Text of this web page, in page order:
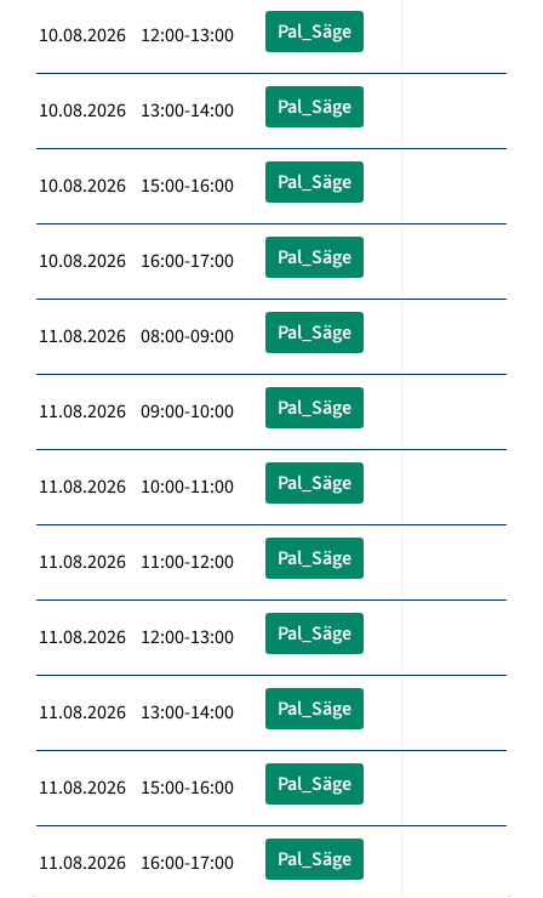
10.08.2026 12:00-13:00 Pal_Säge
10.08.2026 13:00-14:00 Pal_Säge
10.08.2026 15:00-16:00 Pal_Säge
10.08.2026 16:00-17:00 Pal_Säge
11.08.2026 08:00-09:00 Pal_Säge
11.08.2026 09:00-10:00 Pal_Säge
11.08.2026 10:00-11:00 Pal_Säge
11.08.2026 11:00-12:00 Pal_Säge
11.08.2026 12:00-13:00 Pal_Säge
11.08.2026 13:00-14:00 Pal_Säge
11.08.2026 15:00-16:00 Pal_Säge
11.08.2026 16:00-17:00 Pal_Säge